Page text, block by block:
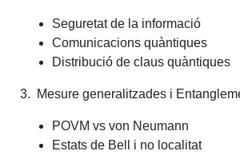
Seguretat de la informació
Comunicacions quàntiques
Distribució de claus quàntiques
3. Mesure generalitzades i
POVM vs von Neumann
Estats de Bell i no localitat